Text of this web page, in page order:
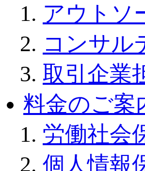
アウトソ
コンサル
取引企業
料金のご案
労働社会
個人情報